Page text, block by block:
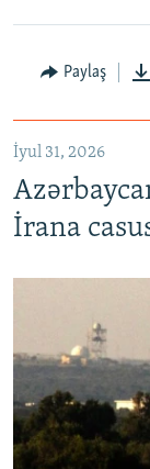
Paylaş
İyul 31, 2026
İrana